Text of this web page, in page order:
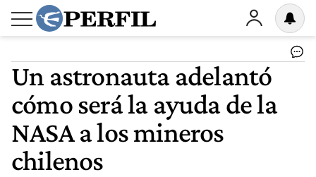
Un astronauta adelantó
cómo será la ayuda de la
NASA a los mineros
chilenos